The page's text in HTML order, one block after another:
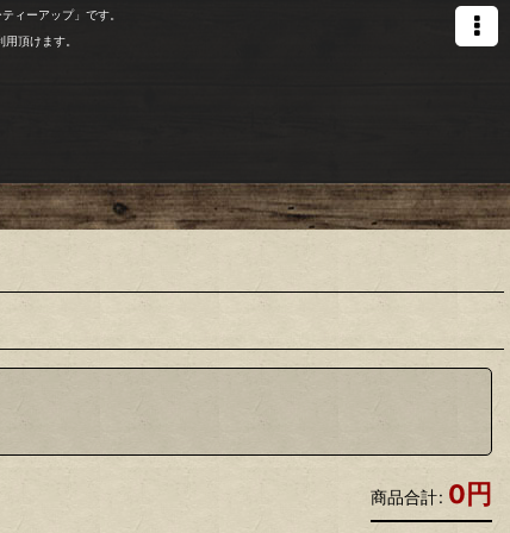
ィーアップ」です。
頂けます。
商品合計: 0円